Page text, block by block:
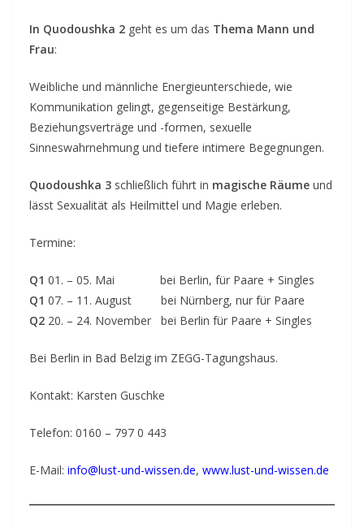
o
o
v
i
g
c
t
a
c
In Quodoushka 2 geht es um das Thema Mann und
Frau:
Weibliche und männliche Energieunterschiede, wie
Kommunikation gelingt, gegenseitige Bestärkung,
Beziehungsverträge und -formen, sexuelle
Sinneswahrnehmung und tiefere intimere Begegnungen.
Quodoushka 3 schließlich führt in magische Räume und
lässt Sexualität als Heilmittel und Magie erleben.
Termine:
Q1 01. – 05. Mai bei Berlin, für Paare + Singles
Q1 07. – 11. August bei Nürnberg, nur für Paare
Q2 20. – 24. November bei Berlin für Paare + Singles
Bei Berlin in Bad Belzig im ZEGG-Tagungshaus.
Kontakt: Karsten Guschke
Telefon: 0160 – 797 0 443
E-Mail: info@lust-und-wissen.de, www.lust-und-wissen.de